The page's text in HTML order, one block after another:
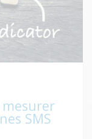
mesurer
SMS